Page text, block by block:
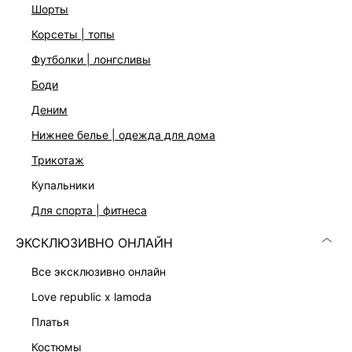
шорты
корсеты | топы
футболки | лонгсливы
боди
деним
нижнее белье | одежда для дома
трикотаж
купальники
для спорта | фитнеса
ЭКСКЛЮЗИВНО ОНЛАЙН
все эксклюзивно онлайн
love republic x lamoda
платья
костюмы
Скачать
в AppStore
КАТАЛОГ
КОМПАНИЯ
КЛИЕНТАМ
ЛИЧНЫЙ КАБИНЕТ